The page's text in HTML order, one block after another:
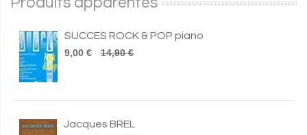
SUCCES ROCK & POP piano
9,00 €
14,90 €
Jacques BREL